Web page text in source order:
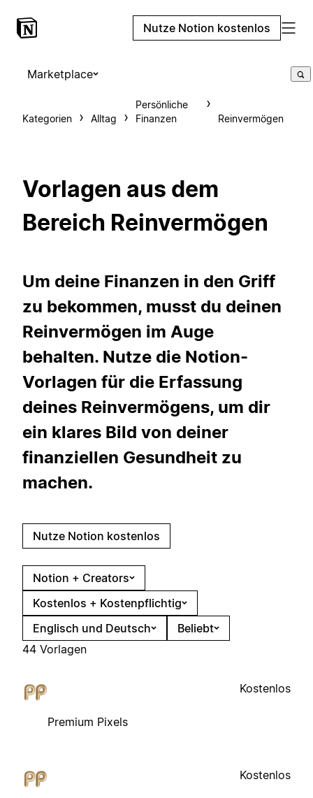
Nutze Notion kostenlos
Marketplace
Kategorien Alltag
Persönliche
Finanzen
Reinvermögen
Vorlagen aus dem
Bereich Reinvermögen
Um deine Finanzen in den Griff
zu bekommen, musst du deinen
Reinvermögen im Auge
behalten. Nutze die Notion-
Vorlagen für die Erfassung
deines Reinvermögens, um dir
ein klares Bild von deiner
finanziellen Gesundheit zu
machen.
Nutze Notion kostenlos
Notion + Creators
Kostenlos + Kostenpflichtig
Englisch und Deutsch
Beliebt
44 Vorlagen
Premium Pixels
Kostenlos
Kostenlos